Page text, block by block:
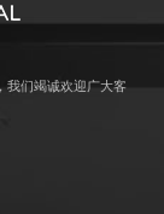
我们竭诚欢迎广大客